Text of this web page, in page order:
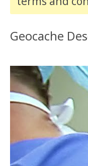
Geocache